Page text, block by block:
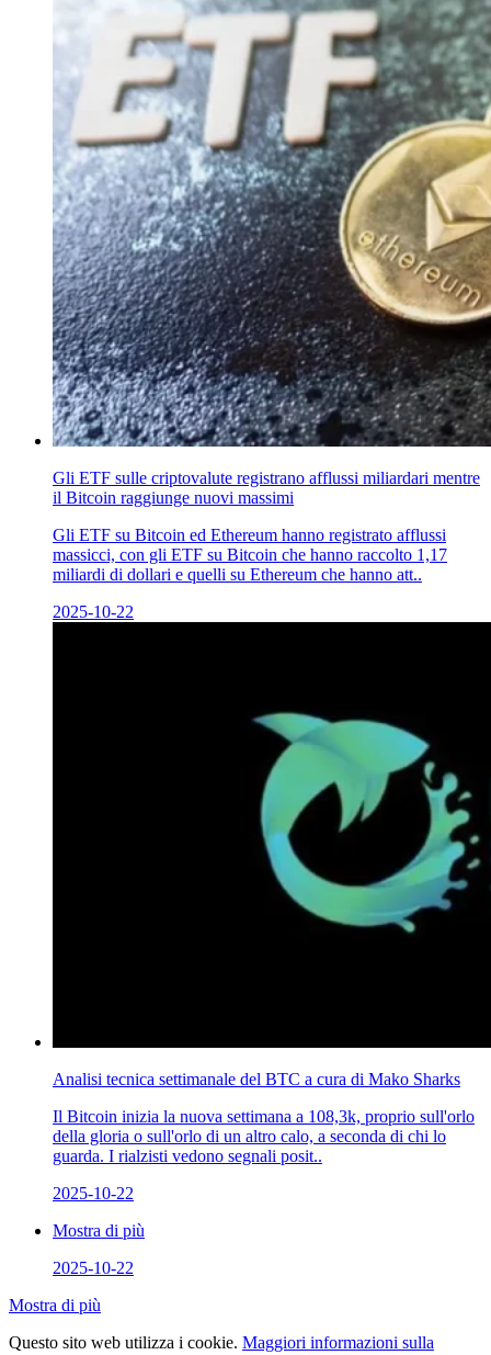
Gli ETF sulle criptovalute registrano afflussi miliardari mentre
il Bitcoin raggiunge nuovi massimi
Gli ETF su Bitcoin ed Ethereum hanno registrato afflussi
massicci, con gli ETF su Bitcoin che hanno raccolto 1,17
miliardi di dollari e quelli su Ethereum che hanno att..
2025-10-22
Analisi tecnica settimanale del BTC a cura di Mako Sharks
Il Bitcoin inizia la nuova settimana a 108,3k, proprio sull'orlo
della gloria o sull'orlo di un altro calo, a seconda di chi lo
guarda. I rialzisti vedono segnali posit..
2025-10-22
Mostra di più
2025-10-22
Mostra di più
Questo sito web utilizza i cookie. Maggiori informazioni sulla